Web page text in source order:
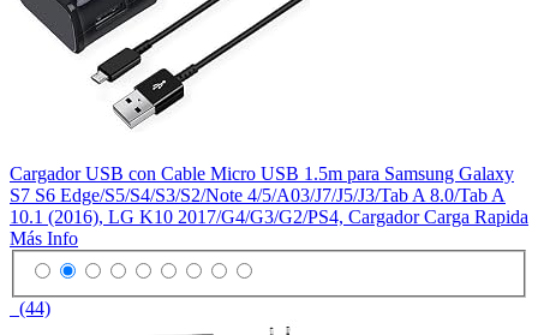
Cargador USB con Cable Micro USB 1.5m para Samsung Galaxy
S7 S6 Edge/S5/S4/S3/S2/Note 4/5/A03/J7/J5/J3/Tab A 8.0/Tab A
10.1 (2016), LG K10 2017/G4/G3/G2/PS4, Cargador Carga Rapida
Más Info
(44)